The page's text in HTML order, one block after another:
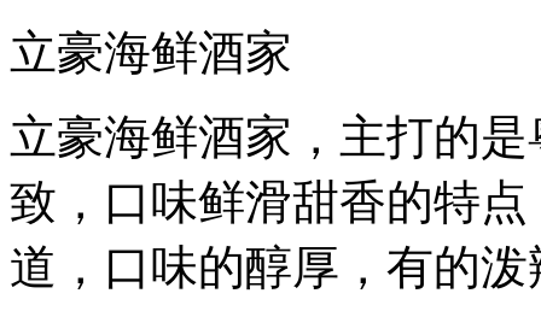
立豪海鲜酒家
立豪海鲜酒家，主打的
致，口味鲜滑甜香的特
道，口味的醇厚，有的泼